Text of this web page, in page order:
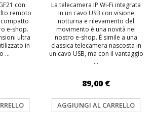
con
remoto
e-shop.
ultra
in
...
La telecamera IP Wi-Fi integrata
in un cavo USB con visione
notturna e rilevamento del
movimento è una novità nel
nostro e-shop. È simile a una
classica telecamera nascosta in
un cavo USB, ma con il vantaggio
...
89,00 €
AGGIUNGI AL CARRELLO